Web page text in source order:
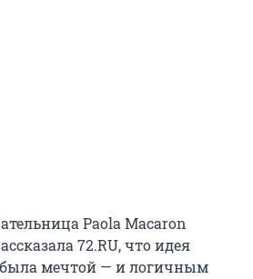
Paola Macaron
72.RU, что идея
мечтой — и логичным